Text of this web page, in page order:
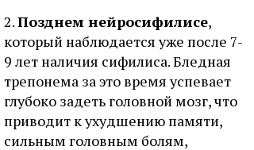
2.Позднем нейросифилисе,
который наблюдается уже после 7-
9 лет наличия сифилиса. Бледная
трепонема за это время успевает
глубоко задеть головной мозг, что
приводит к ухудшению памяти,
сильным головным болям,